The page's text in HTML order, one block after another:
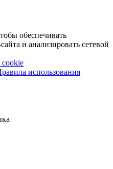
обеспечивать
и анализировать сетевой
cookie
использования